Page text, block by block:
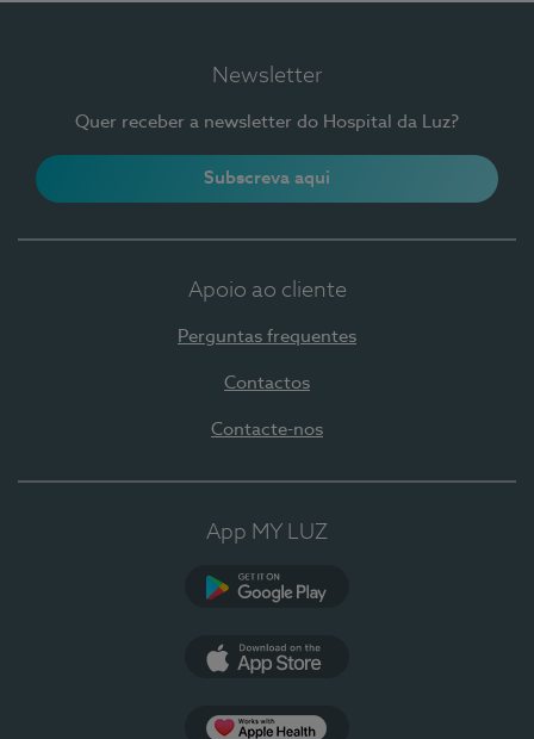
Newsletter
Quer receber a newsletter do Hospital da Luz?
Subscreva aqui
Apoio ao cliente
Perguntas frequentes
Contactos
Contacte-nos
App MY LUZ